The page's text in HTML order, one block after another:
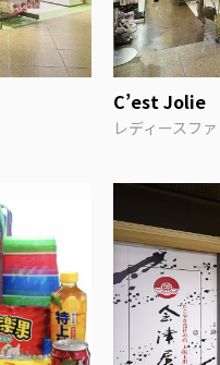
C’est Jolie
レディースフ